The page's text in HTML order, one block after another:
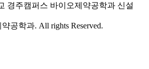
경주캠퍼스 바이오제약공학과 신설
공학과. All rights Reserved.